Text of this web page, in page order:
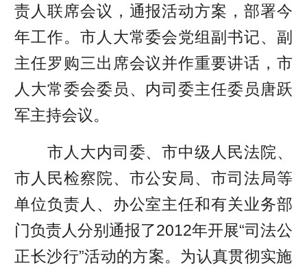
责人联席会议，通报活动方案，部署今
年工作。市人大常委会党组副书记、副
主任罗购三出席会议并作重要讲话，市
人大常委会委员、内司委主任委员唐跃
军主持会议。
市人大内司委、市中级人民法院、
市人民检察院、市公安局、市司法局等
单位负责人、办公室主任和有关业务部
门负责人分别通报了2012年开展“司法公
正长沙行”活动的方案。为认真贯彻实施